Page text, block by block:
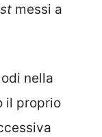
messi a
nella
il proprio